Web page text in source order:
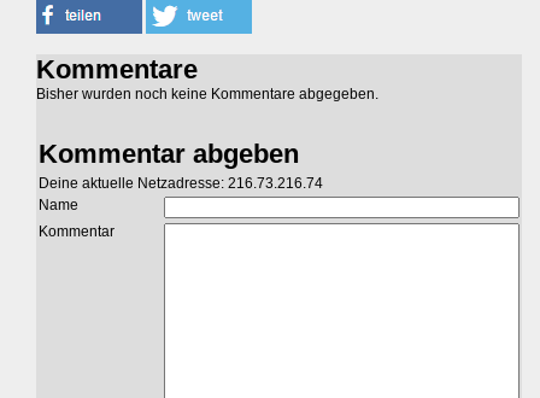
Kommentare
Bisher wurden noch keine Kommentare abgegeben.
Kommentar abgeben
Deine aktuelle Netzadresse: 216.73.216.74
Name
Kommentar